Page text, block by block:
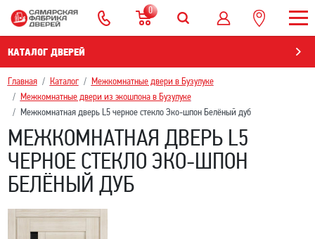
0
КАТАЛОГ ДВЕРЕЙ
Главная Каталог
Межкомнатные двери в Бузулуке
Межкомнатные двери из экошпона в Бузулуке
Межкомнатная дверь L5 черное стекло Эко-шпон Белёный дуб
МЕЖКОМНАТНАЯ ДВЕРЬ L5
ЧЕРНОЕ СТЕКЛО ЭКО-ШПОН
БЕЛЁНЫЙ ДУБ